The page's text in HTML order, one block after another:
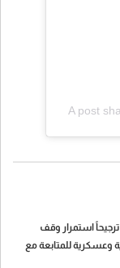
A post
استمرار وقف
وعسكرية للمتابعة مع